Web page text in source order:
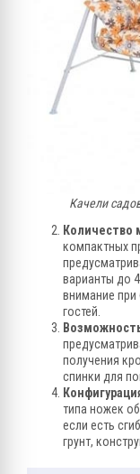
Качели
Количество
компактных
варианты до
внимание при
гостей.
получения
спинки для
типа ножек
если есть
грунт,